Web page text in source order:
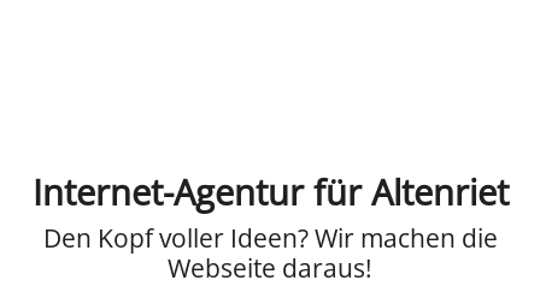
Internet-Agentur für Altenriet
Den Kopf voller Ideen? Wir machen die
Webseite daraus!